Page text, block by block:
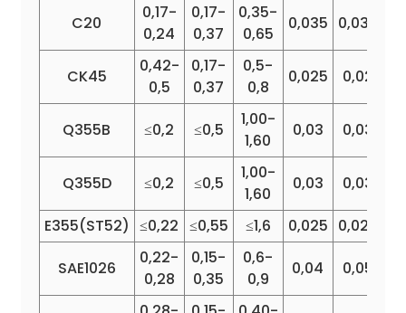
C20
0,17-
0,24
0,17-
0,37
0,35-
0,65
0,035 0,035
CK45
0,42-
0,5
0,17-
0,37
0,5-
0,8
0,025 0,02
Q355B ≤0,2 ≤0,5
1,00-
1,60
0,03 0,03
Q355D ≤0,2 ≤0,5
1,00-
1,60
0,03 0,03
E355(ST52) ≤0,22 ≤0,55 ≤1,6 0,025 0,025
SAE1026
0,22-
0,28
0,15-
0,35
0,6-
0,9
0,04 0,05